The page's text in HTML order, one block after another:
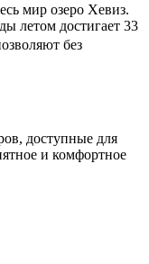
мир озеро Хевиз.
летом достигает 33
без
доступные для
и комфортное